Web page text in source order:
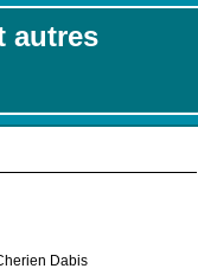
autres
Dabis